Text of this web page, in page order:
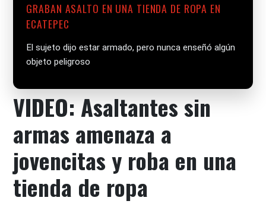
GRABAN ASALTO EN UNA TIENDA DE ROPA EN
ECATEPEC
El sujeto dijo estar armado, pero nunca enseñó algún
objeto peligroso
VIDEO: Asaltantes sin
armas amenaza a
jovencitas y roba en una
tienda de ropa